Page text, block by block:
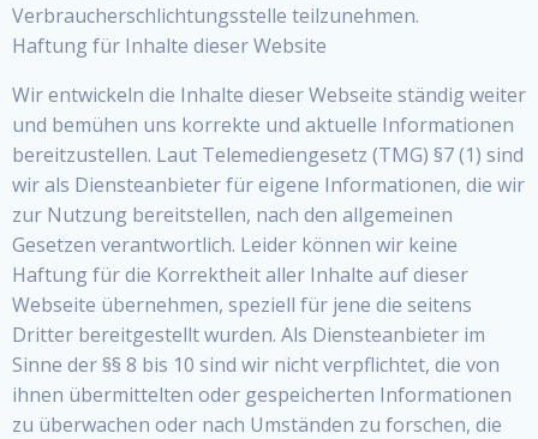
Verbraucherschlichtungsstelle teilzunehmen.
Haftung für Inhalte dieser Website
Wir entwickeln die Inhalte dieser Webseite ständig weiter
und bemühen uns korrekte und aktuelle Informationen
bereitzustellen. Laut Telemediengesetz (TMG) §7 (1) sind
wir als Diensteanbieter für eigene Informationen, die wir
zur Nutzung bereitstellen, nach den allgemeinen
Gesetzen verantwortlich. Leider können wir keine
Haftung für die Korrektheit aller Inhalte auf dieser
Webseite übernehmen, speziell für jene die seitens
Dritter bereitgestellt wurden. Als Diensteanbieter im
Sinne der §§ 8 bis 10 sind wir nicht verpflichtet, die von
ihnen übermittelten oder gespeicherten Informationen
zu überwachen oder nach Umständen zu forschen, die